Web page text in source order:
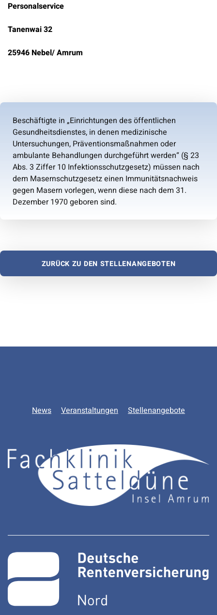
Personalservice
Tanenwai 32
25946 Nebel/ Amrum
Beschäftigte in „Einrichtungen des öffentlichen
Gesundheitsdienstes, in denen medizinische
Untersuchungen, Präventionsmaßnahmen oder
ambulante Behandlungen durchgeführt werden“ (§ 23
Abs. 3 Ziffer 10 Infektionsschutzgesetz) müssen nach
dem Masernschutzgesetz einen Immunitätsnachweis
gegen Masern vorlegen, wenn diese nach dem 31.
Dezember 1970 geboren sind.
ZURÜCK ZU DEN STELLENANGEBOTEN
News Veranstaltungen Stellenangebote